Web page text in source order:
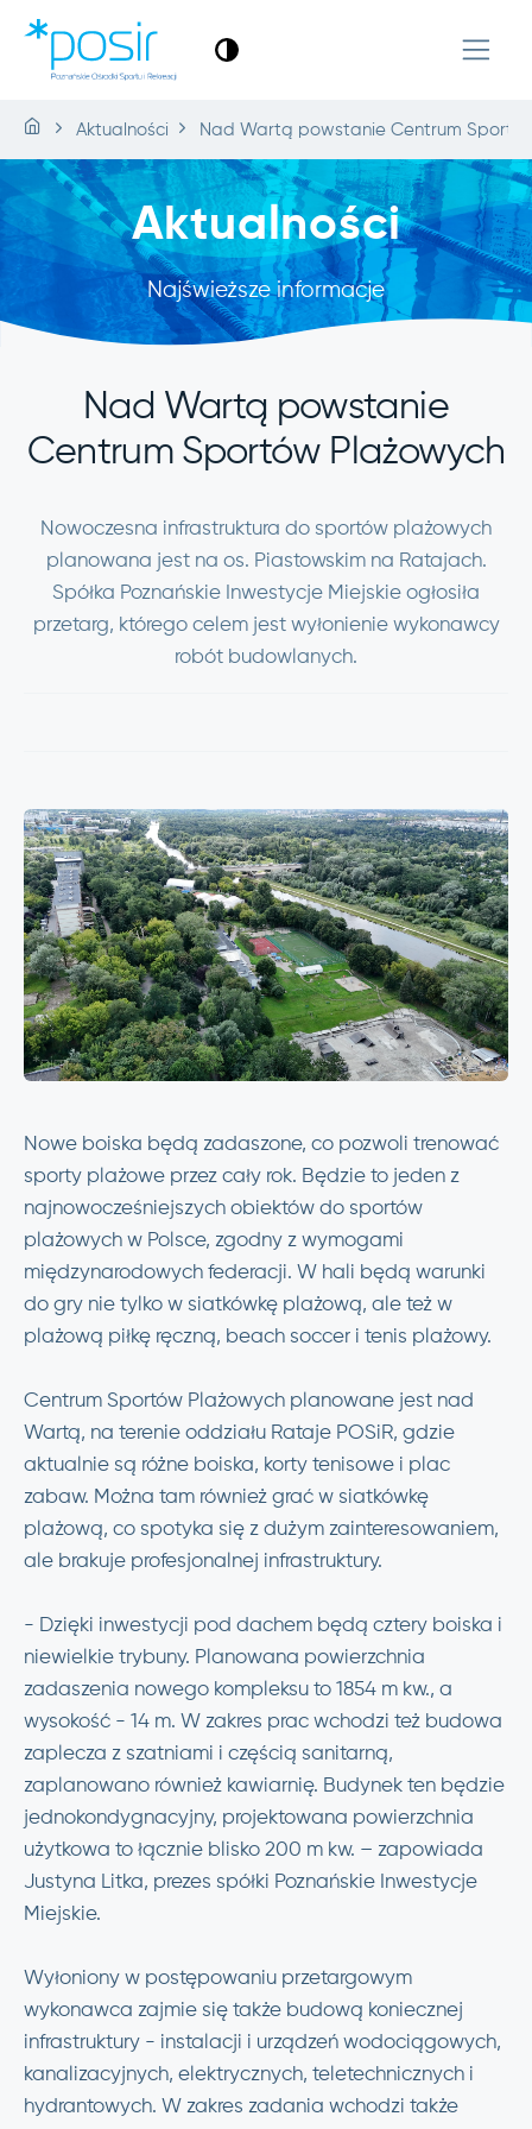
Aktualności Nad Wartą powstanie Centrum
Aktualności
Najświeższe informacje
Nad Wartą powstanie
Centrum Sportów Plażowych
Nowoczesna infrastruktura do sportów plażowych
planowana jest na os. Piastowskim na Ratajach.
Spółka Poznańskie Inwestycje Miejskie ogłosiła
przetarg, którego celem jest wyłonienie wykonawcy
robót budowlanych.
Nowe boiska będą zadaszone, co pozwoli trenować
sporty plażowe przez cały rok. Będzie to jeden z
najnowocześniejszych obiektów do sportów
plażowych w Polsce, zgodny z wymogami
międzynarodowych federacji. W hali będą warunki
do gry nie tylko w siatkówkę plażową, ale też w
plażową piłkę ręczną, beach soccer i tenis plażowy.
Centrum Sportów Plażowych planowane jest nad
Wartą, na terenie oddziału Rataje POSiR, gdzie
aktualnie są różne boiska, korty tenisowe i plac
zabaw. Można tam również grać w siatkówkę
plażową, co spotyka się z dużym zainteresowaniem,
ale brakuje profesjonalnej infrastruktury.
- Dzięki inwestycji pod dachem będą cztery boiska i
niewielkie trybuny. Planowana powierzchnia
zadaszenia nowego kompleksu to 1854 m kw., a
wysokość - 14 m. W zakres prac wchodzi też budowa
zaplecza z szatniami i częścią sanitarną,
zaplanowano również kawiarnię. Budynek ten będzie
jednokondygnacyjny, projektowana powierzchnia
użytkowa to łącznie blisko 200 m kw. – zapowiada
Justyna Litka, prezes spółki Poznańskie Inwestycje
Miejskie.
Wyłoniony w postępowaniu przetargowym
wykonawca zajmie się także budową koniecznej
infrastruktury - instalacji i urządzeń wodociągowych,
kanalizacyjnych, elektrycznych, teletechnicznych i
hydrantowych. W zakres zadania wchodzi także